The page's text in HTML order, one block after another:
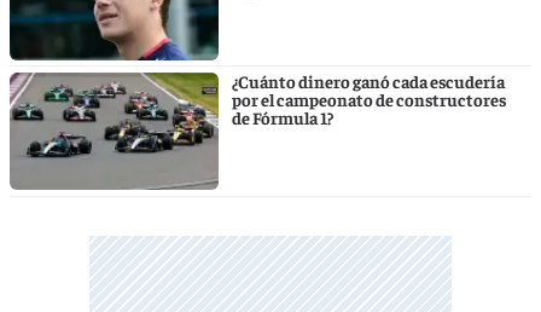
¿Cuánto dinero ganó cada escudería
por el campeonato de constructores
de Fórmula 1?